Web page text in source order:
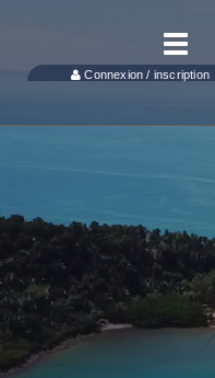
Connexion / inscription